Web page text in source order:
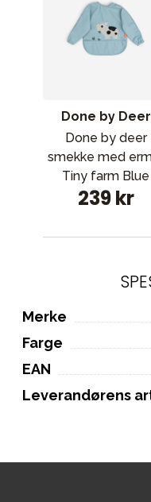
Done by Deer
Done by deer
smekke med
Tiny farm Blue
239 kr
Merke
Farge
EAN
Leverandørens